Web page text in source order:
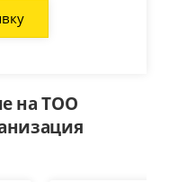
на ТОО